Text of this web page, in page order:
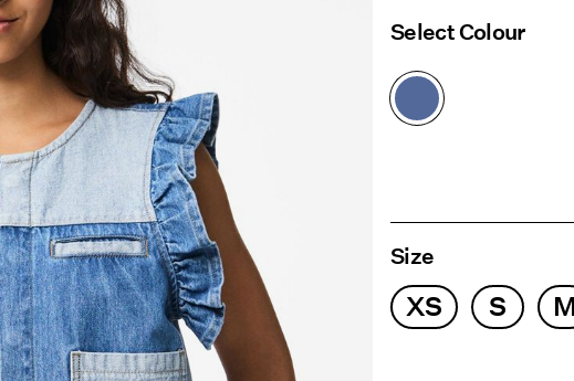
Select Colour
Size
XS S